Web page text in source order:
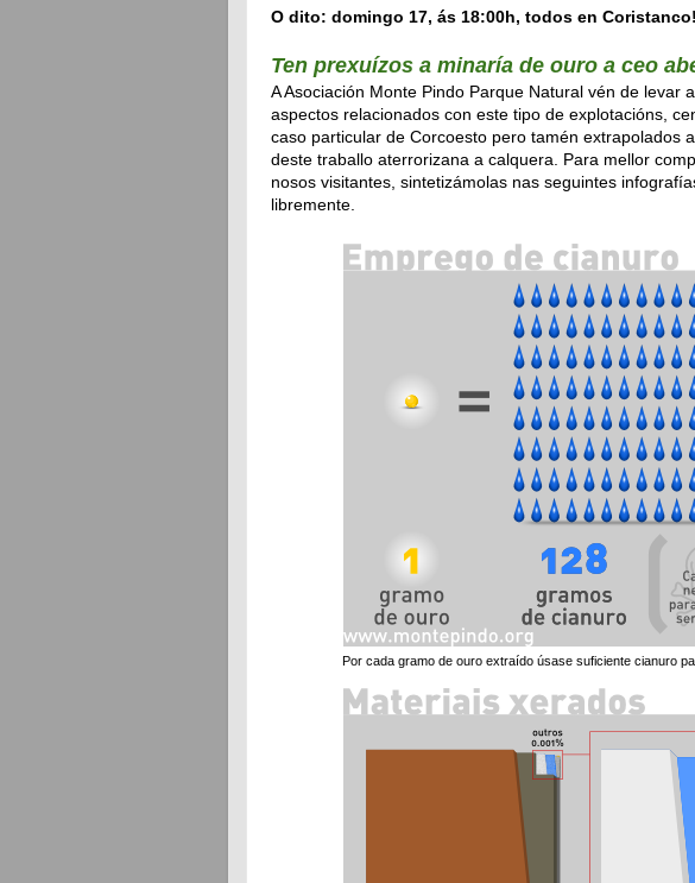
O dito: domingo 17, ás 18:00h, todos en Coristanco!
Ten prexuízos a minaría de ouro a ceo
A Asociación Monte Pindo Parque Natural vén de levar
aspectos relacionados con este tipo de explotacións,
caso particular de Corcoesto pero tamén extrapolados
deste traballo aterrorizana a calquera. Para mellor
nosos visitantes, sintetizámolas nas seguintes
libremente.
Por cada gramo de ouro extraído úsase suficiente cianuro